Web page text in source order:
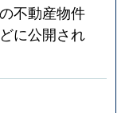
不動産物件
に公開され